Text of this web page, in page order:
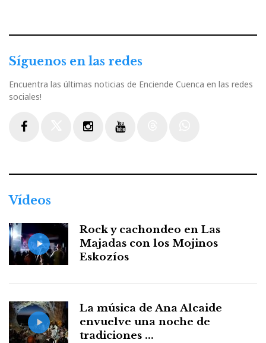
Síguenos en las redes
Encuentra las últimas noticias de Enciende Cuenca en las redes
sociales!
Vídeos
Rock y cachondeo en Las
Majadas con los Mojinos
Eskozíos
La música de Ana Alcaide
envuelve una noche de
tradiciones ...